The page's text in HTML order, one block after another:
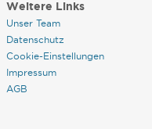
Weitere Links
Unser Team
Datenschutz
Cookie-Einstellungen
Impressum
AGB